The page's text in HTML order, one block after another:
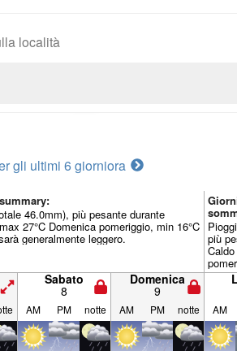
località
gli ultimi 6 giorniora
46.0mm), più pesante durante
27°C Domenica pomeriggio, min 16°C
generalmente leggero. più
Sabato
8
Domenica
9
AM PM notte AM PM notte AM